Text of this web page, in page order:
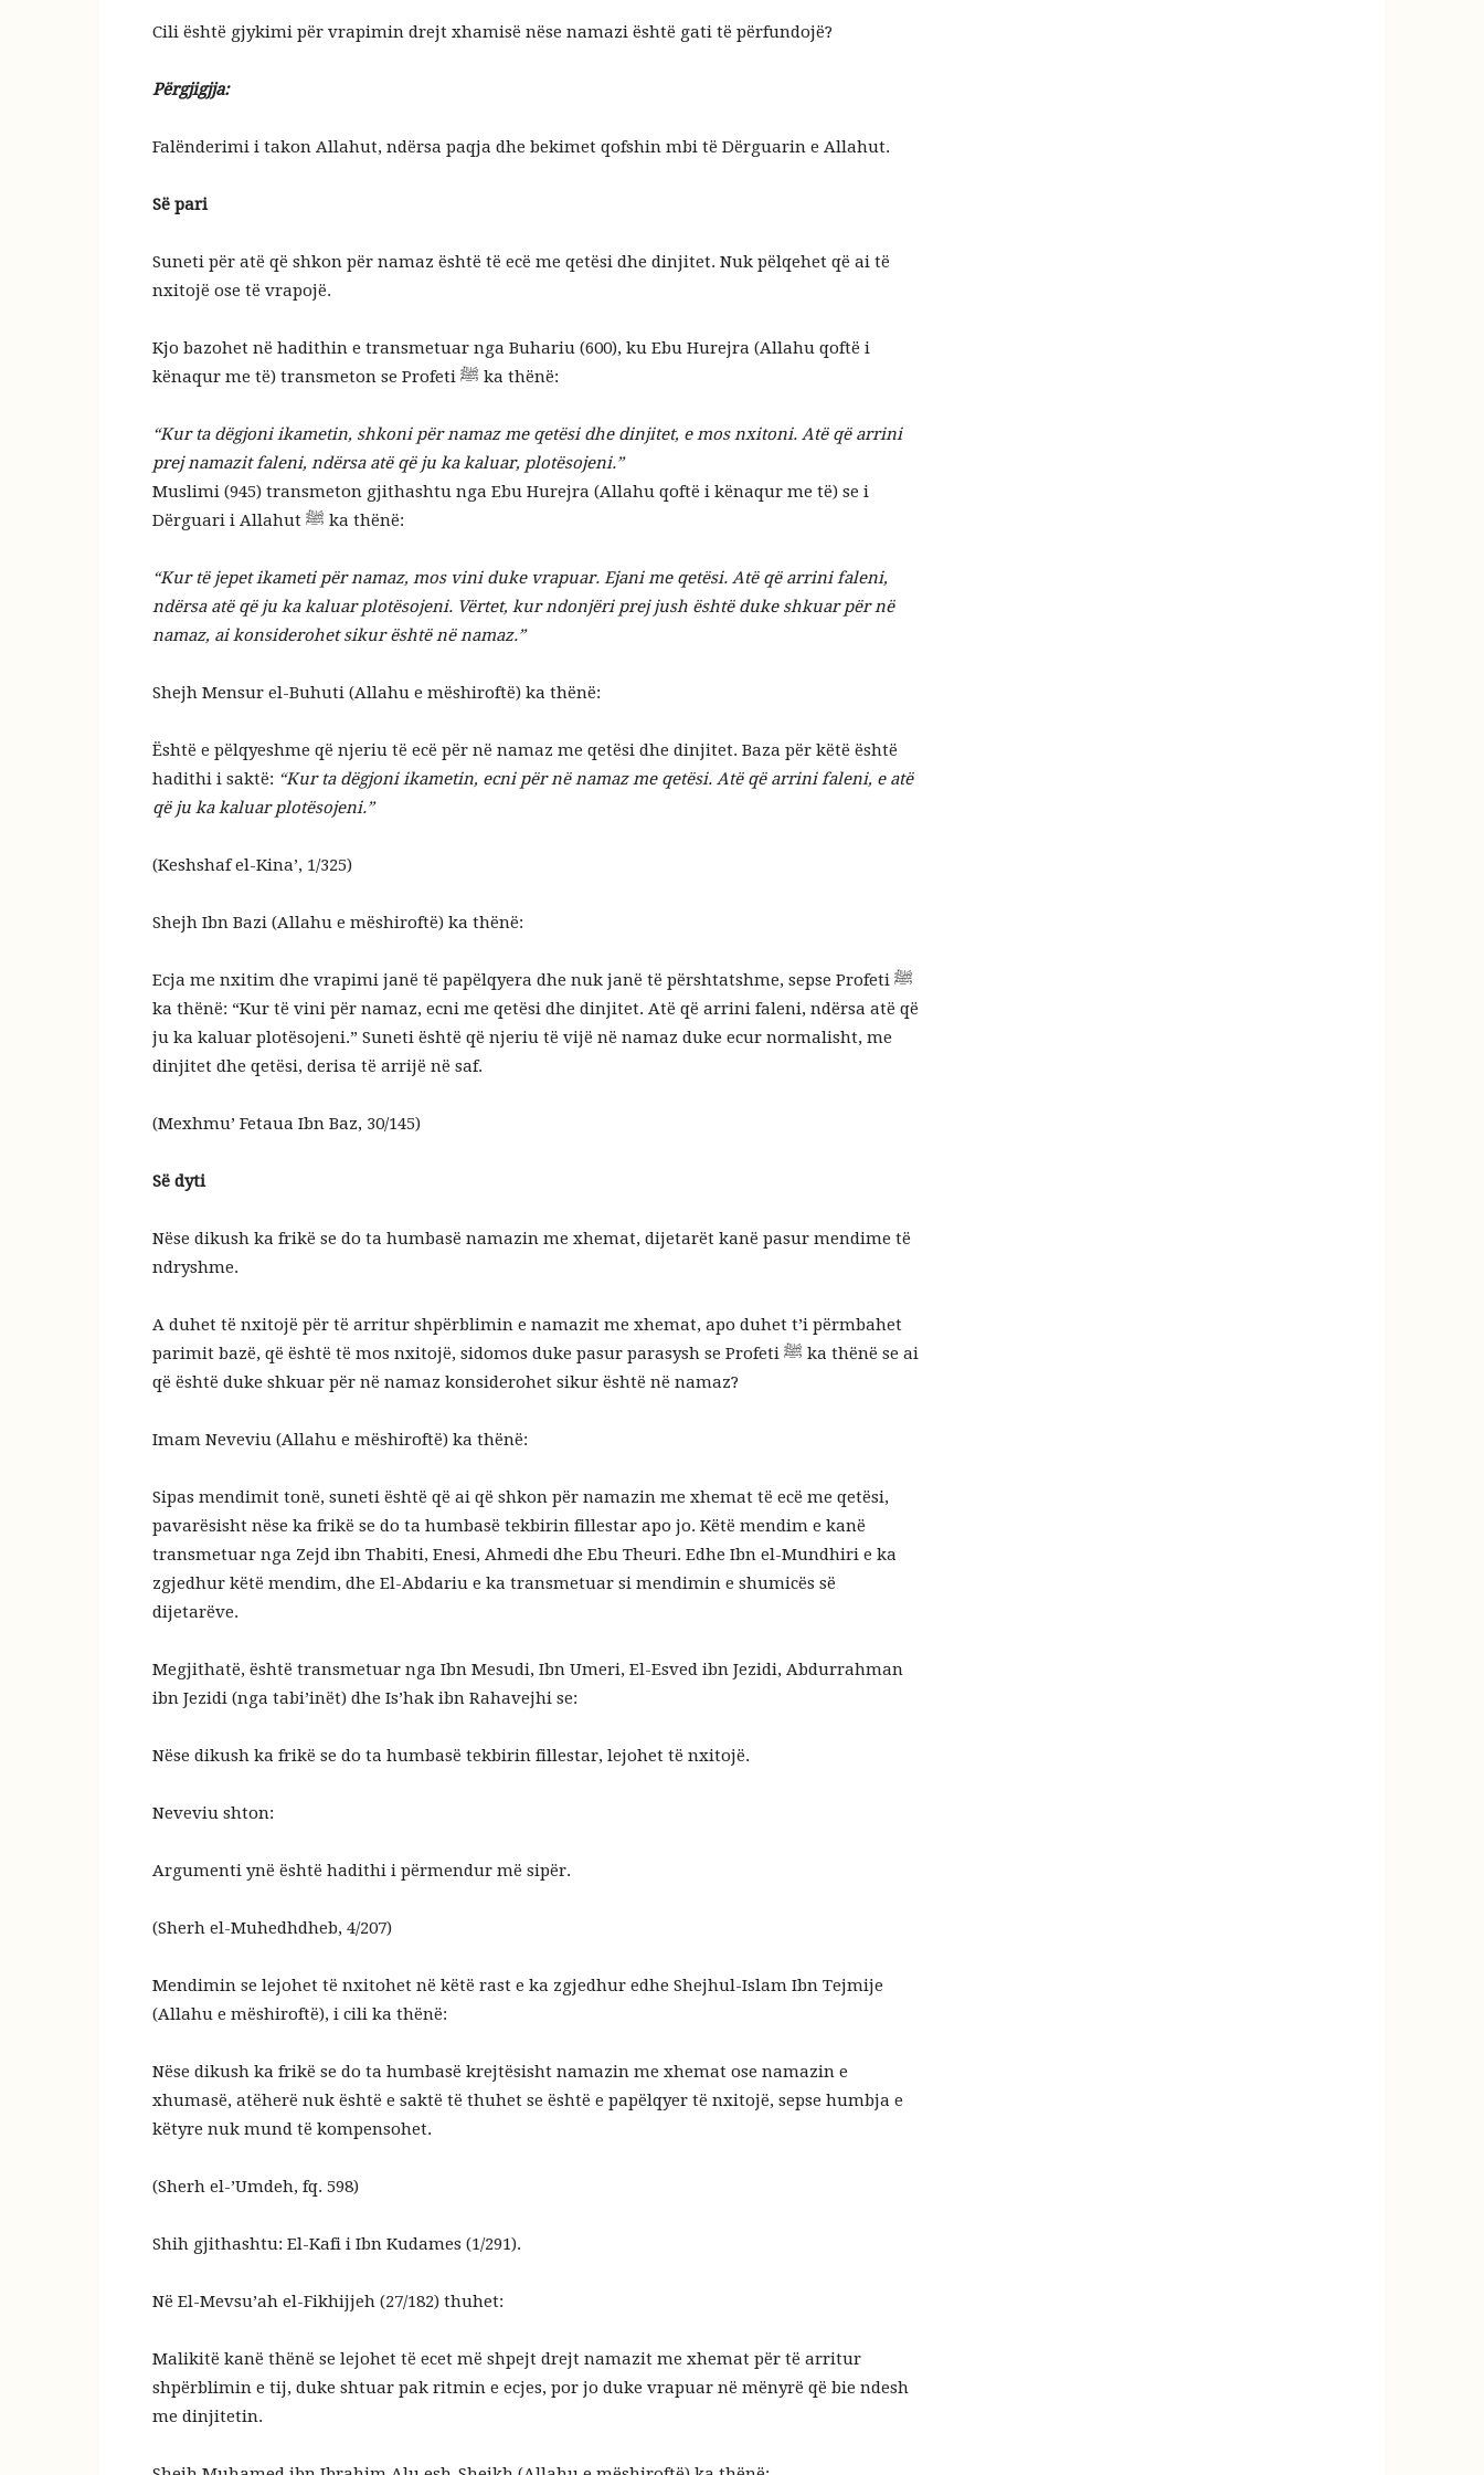
Cili është gjykimi për vrapimin drejt xhamisë nëse namazi është gati të përfundojë?
Përgjigjja:
Falënderimi i takon Allahut, ndërsa paqja dhe bekimet qofshin mbi të Dërguarin e Allahut.
Së pari
Suneti për atë që shkon për namaz është të ecë me qetësi dhe dinjitet. Nuk pëlqehet që ai të
nxitojë ose të vrapojë.
Kjo bazohet në hadithin e transmetuar nga Buhariu (600), ku Ebu Hurejra (Allahu qoftë i
kënaqur me të) transmeton se Profeti ﷺ ka thënë:
“Kur ta dëgjoni ikametin, shkoni për namaz me qetësi dhe dinjitet, e mos nxitoni. Atë që arrini
prej namazit faleni, ndërsa atë që ju ka kaluar, plotësojeni.”
Muslimi (945) transmeton gjithashtu nga Ebu Hurejra (Allahu qoftë i kënaqur me të) se i
Dërguari i Allahut ﷺ ka thënë:
“Kur të jepet ikameti për namaz, mos vini duke vrapuar. Ejani me qetësi. Atë që arrini faleni,
ndërsa atë që ju ka kaluar plotësojeni. Vërtet, kur ndonjëri prej jush është duke shkuar për në
namaz, ai konsiderohet sikur është në namaz.”
Shejh Mensur el-Buhuti (Allahu e mëshiroftë) ka thënë:
Është e pëlqyeshme që njeriu të ecë për në namaz me qetësi dhe dinjitet. Baza për këtë është
hadithi i saktë: “Kur ta dëgjoni ikametin, ecni për në namaz me qetësi. Atë që arrini faleni, e atë
që ju ka kaluar plotësojeni.”
(Keshshaf el-Kina’, 1/325)
Shejh Ibn Bazi (Allahu e mëshiroftë) ka thënë:
Ecja me nxitim dhe vrapimi janë të papëlqyera dhe nuk janë të përshtatshme, sepse Profeti ﷺ
ka thënë: “Kur të vini për namaz, ecni me qetësi dhe dinjitet. Atë që arrini faleni, ndërsa atë që
ju ka kaluar plotësojeni.” Suneti është që njeriu të vijë në namaz duke ecur normalisht, me
dinjitet dhe qetësi, derisa të arrijë në saf.
(Mexhmu’ Fetaua Ibn Baz, 30/145)
Së dyti
Nëse dikush ka frikë se do ta humbasë namazin me xhemat, dijetarët kanë pasur mendime të
ndryshme.
A duhet të nxitojë për të arritur shpërblimin e namazit me xhemat, apo duhet t’i përmbahet
parimit bazë, që është të mos nxitojë, sidomos duke pasur parasysh se Profeti ﷺ ka thënë se ai
që është duke shkuar për në namaz konsiderohet sikur është në namaz?
Imam Neveviu (Allahu e mëshiroftë) ka thënë:
Sipas mendimit tonë, suneti është që ai që shkon për namazin me xhemat të ecë me qetësi,
pavarësisht nëse ka frikë se do ta humbasë tekbirin fillestar apo jo. Këtë mendim e kanë
transmetuar nga Zejd ibn Thabiti, Enesi, Ahmedi dhe Ebu Theuri. Edhe Ibn el-Mundhiri e ka
zgjedhur këtë mendim, dhe El-Abdariu e ka transmetuar si mendimin e shumicës së
dijetarëve.
Megjithatë, është transmetuar nga Ibn Mesudi, Ibn Umeri, El-Esved ibn Jezidi, Abdurrahman
ibn Jezidi (nga tabi’inët) dhe Is’hak ibn Rahavejhi se:
Nëse dikush ka frikë se do ta humbasë tekbirin fillestar, lejohet të nxitojë.
Neveviu shton:
Argumenti ynë është hadithi i përmendur më sipër.
(Sherh el-Muhedhdheb, 4/207)
Mendimin se lejohet të nxitohet në këtë rast e ka zgjedhur edhe Shejhul-Islam Ibn Tejmije
(Allahu e mëshiroftë), i cili ka thënë:
Nëse dikush ka frikë se do ta humbasë krejtësisht namazin me xhemat ose namazin e
xhumasë, atëherë nuk është e saktë të thuhet se është e papëlqyer të nxitojë, sepse humbja e
këtyre nuk mund të kompensohet.
(Sherh el-’Umdeh, fq. 598)
Shih gjithashtu: El-Kafi i Ibn Kudames (1/291).
Në El-Mevsu’ah el-Fikhijjeh (27/182) thuhet:
Malikitë kanë thënë se lejohet të ecet më shpejt drejt namazit me xhemat për të arritur
shpërblimin e tij, duke shtuar pak ritmin e ecjes, por jo duke vrapuar në mënyrë që bie ndesh
me dinjitetin.